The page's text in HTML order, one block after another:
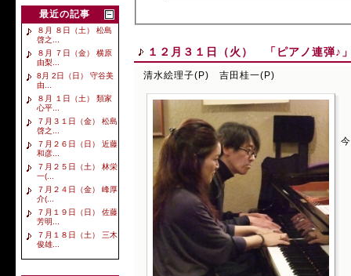
最近の記事
８月 ８日（土） 松島
啓之...
８月 ７日（金） 横原
由梨...
8月 2日（日） 守谷美
由...
８月 １日（土） 類家
心平...
７月３１日（金） 松島
啓之...
７月２６日（日） 近藤
和彦...
７月２５日（土） 林栄
一(...
７月２４日（金） 峰厚
介(...
７月１９日（日） 佐藤
芳明...
７月１８日（土） 三木
俊雄...
１２月３１日（火） 「ピアノ連弾
清水絵理子(P) 吉田桂一(P)